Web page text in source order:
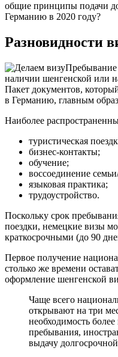
общие принципы подачи
Германию в 2020 году?
Разновидности
наличии шенгенской или
Пакет документов,
в Германию, главным
Наиболее
туристическая
бизнес-контакты;
обучение;
воссоединение
языковая практика;
трудоустройство.
Поскольку срок
поездки, немецкие визы
краткосрочными (до 90
Первое получение
столько же времени
оформление шенгенской
Чаще всего
открывают на три
необходимость
пребывания,
выдачу